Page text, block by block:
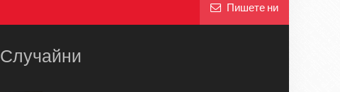
Пишете ни
Случайни